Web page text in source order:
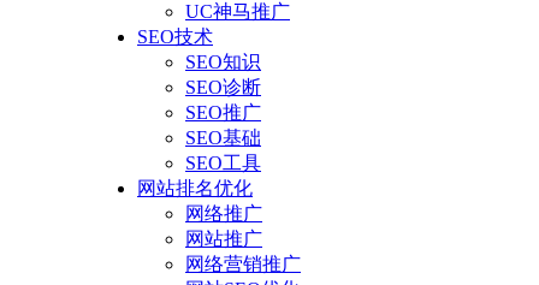
UC神马推广
SEO技术
SEO知识
SEO诊断
SEO推广
SEO基础
SEO工具
网站排名优化
网络推广
网站推广
网络营销推广